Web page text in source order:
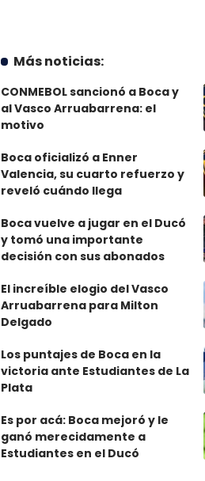
Más noticias:
CONMEBOL sancionó a Boca y
al Vasco Arruabarrena: el
motivo
Boca oficializó a Enner
Valencia, su cuarto refuerzo y
reveló cuándo llega
Boca vuelve a jugar en el Ducó
y tomó una importante
decisión con sus abonados
El increíble elogio del Vasco
Arruabarrena para Milton
Delgado
Los puntajes de Boca en la
victoria ante Estudiantes de La
Plata
Es por acá: Boca mejoró y le
ganó merecidamente a
Estudiantes en el Ducó